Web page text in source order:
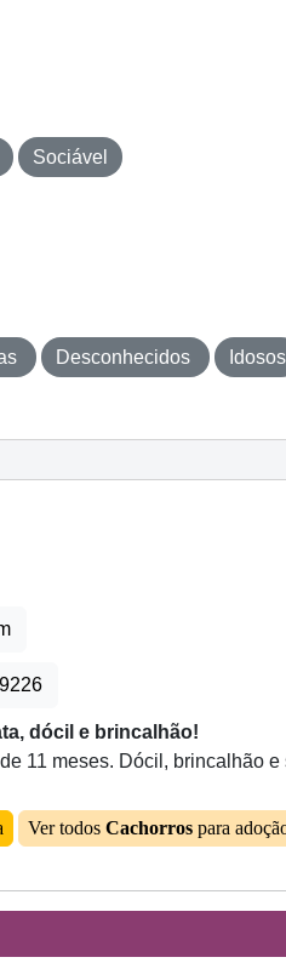
Sociável
Desconhecidos Idosos
dócil e brincalhão!
11 meses. Dócil, brincalhão
Ver todos Cachorros para